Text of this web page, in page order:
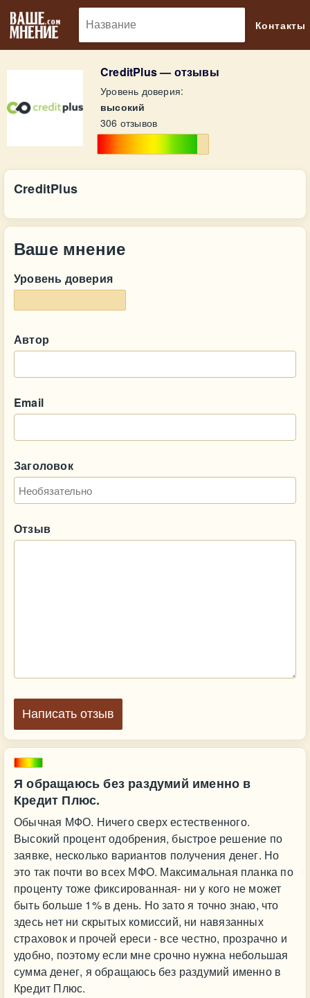
Контакты
CreditPlus — отзывы
Уровень доверия:
высокий
306 отзывов
Я обращаюсь без раздумий именно в
Кредит Плюс.
Обычная МФО. Ничего сверх естественного.
Высокий процент одобрения, быстрое решение по
заявке, несколько вариантов получения денег. Но
это так почти во всех МФО. Максимальная планка по
проценту тоже фиксированная- ни у кого не может
быть больше 1% в день. Но зато я точно знаю, что
здесь нет ни скрытых комиссий, ни навязанных
страховок и прочей ереси - все честно, прозрачно и
удобно, поэтому если мне срочно нужна небольшая
сумма денег, я обращаюсь без раздумий именно в
Кредит Плюс.
CreditPlus
Ваше мнение
Уровень доверия
Автор
Email
Заголовок
Отзыв
Написать отзыв